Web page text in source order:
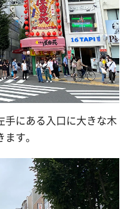
手にある入口に大きな木
す。